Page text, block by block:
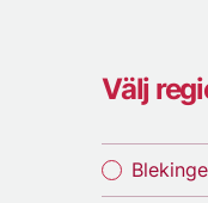
Välj
Blekinge